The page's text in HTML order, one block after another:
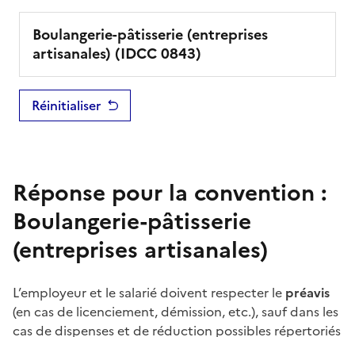
Boulangerie-pâtisserie (entreprises
artisanales) (IDCC0843)
Réinitialiser
Réponse pour la convention :
Boulangerie-pâtisserie
(entreprises artisanales)
L’employeur et le salarié doivent respecter le préavis
(en cas de licenciement, démission, etc.), sauf dans les
cas de dispenses et de réduction possibles répertoriés